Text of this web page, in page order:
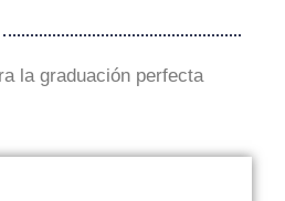
la graduación perfecta